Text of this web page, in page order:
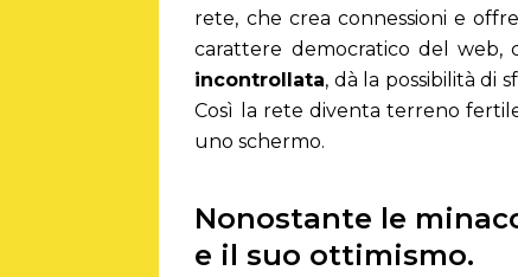
rete, che crea connessioni e
carattere democratico del web,
incontrollata, dà la possibilità di
Così la rete diventa terreno
uno schermo.
Nonostante le
e il suo ottimismo.